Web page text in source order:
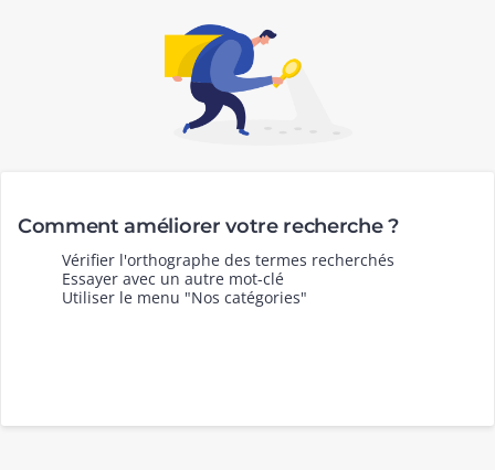
Comment améliorer votre recherche ?
Vérifier l'orthographe des termes recherchés
Essayer avec un autre mot-clé
Utiliser le menu "Nos catégories"